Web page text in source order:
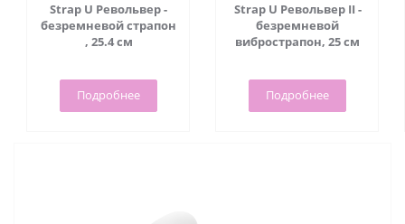
Strap U Револьвер -
безремневой страпон
, 25.4 см
Подробнее
Strap U Револьвер II -
безремневой
вибрострапон, 25 см
Подробнее